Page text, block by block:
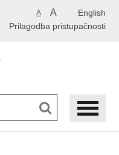
English
A A
Prilagodba pristupačnosti